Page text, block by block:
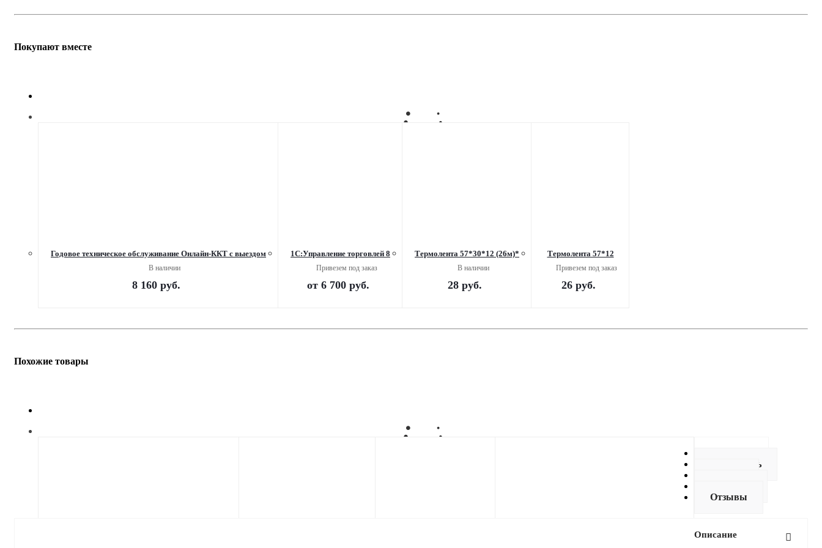
Покупают вместе
Годовое техническое обслуживание Онлайн-ККТ с выездом
В наличии
8 160 руб.
1С:Управление торговлей 8
Привезем под заказ
от 6 700 руб.
Термолента 57*30*12 (26м)*
В наличии
28 руб.
Термолента 57*12
Привезем под заказ
26руб.
Похожие товары
Как купить
Отзывы
Описание